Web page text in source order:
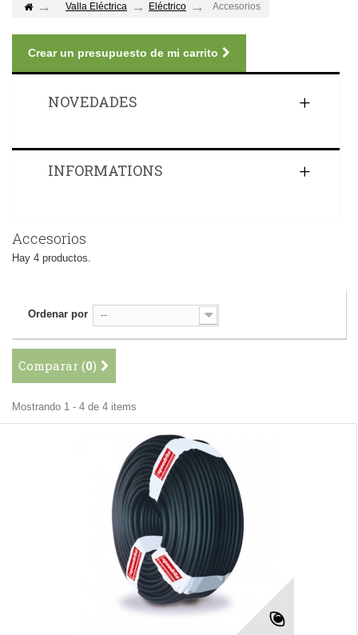
Valla Eléctrica Eléctrico Accesorios
Crear un presupuesto de mi carrito
NOVEDADES
INFORMATIONS
Accesorios
Hay 4 productos.
Ordenar por --
Comparar (0)
Mostrando 1 - 4 de 4 items